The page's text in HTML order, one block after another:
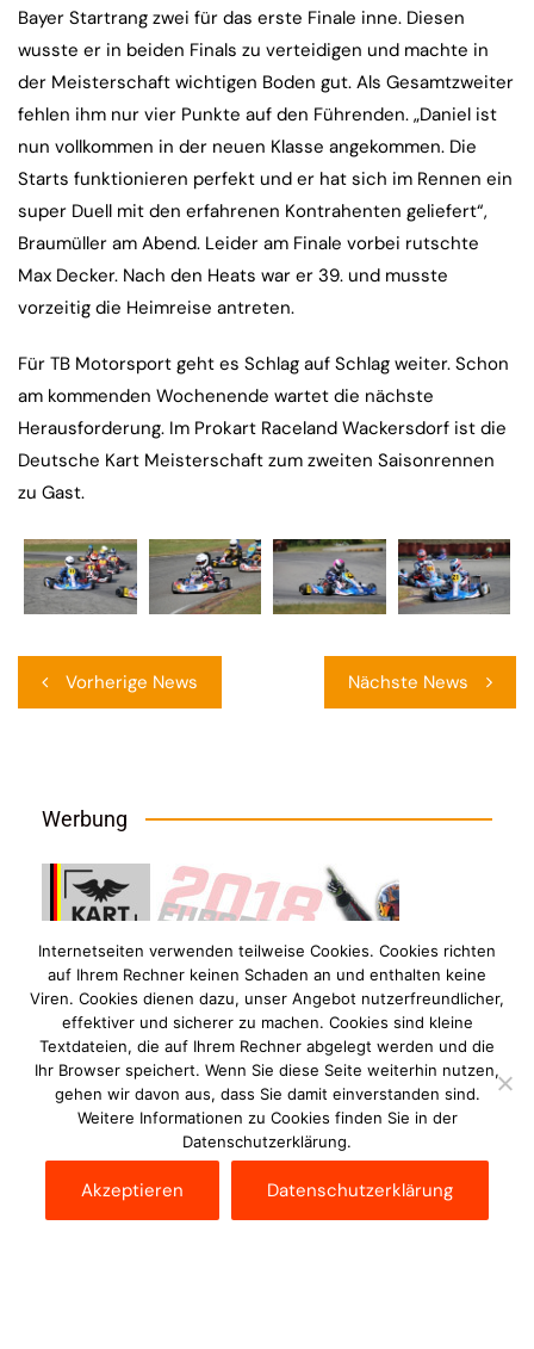
Bayer Startrang zwei für das erste Finale inne. Diesen
wusste er in beiden Finals zu verteidigen und machte in
der Meisterschaft wichtigen Boden gut. Als Gesamtzweiter
fehlen ihm nur vier Punkte auf den Führenden. „Daniel ist
nun vollkommen in der neuen Klasse angekommen. Die
Starts funktionieren perfekt und er hat sich im Rennen ein
super Duell mit den erfahrenen Kontrahenten geliefert“,
Braumüller am Abend. Leider am Finale vorbei rutschte
Max Decker. Nach den Heats war er 39. und musste
vorzeitig die Heimreise antreten.
Für TB Motorsport geht es Schlag auf Schlag weiter. Schon
am kommenden Wochenende wartet die nächste
Herausforderung. Im Prokart Raceland Wackersdorf ist die
Deutsche Kart Meisterschaft zum zweiten Saisonrennen
zu Gast.
Vorherige News Nächste News
Werbung
Internetseiten verwenden teilweise Cookies. Cookies richten
auf Ihrem Rechner keinen Schaden an und enthalten keine
Viren. Cookies dienen dazu, unser Angebot nutzerfreundlicher,
effektiver und sicherer zu machen. Cookies sind kleine
Textdateien, die auf Ihrem Rechner abgelegt werden und die
Ihr Browser speichert. Wenn Sie diese Seite weiterhin nutzen,
gehen wir davon aus, dass Sie damit einverstanden sind.
Weitere Informationen zu Cookies finden Sie in der
Datenschutzerklärung.
Akzeptieren Datenschutzerklärung